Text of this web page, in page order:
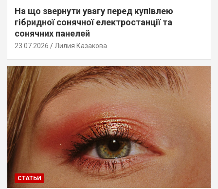
На що звернути увагу перед купівлею
гібридної сонячної електростанції та
сонячних панелей
23.07.2026 Лилия Казакова
СТАТЬИ